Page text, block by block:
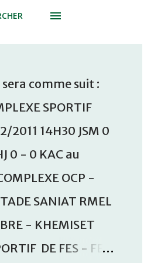
comme suit :
SPORTIF
2011 14H30 JSM 0
0 - 0 KAC au
OCP -
SANIAT RMEL
- KHEMISET
DE FES - FES